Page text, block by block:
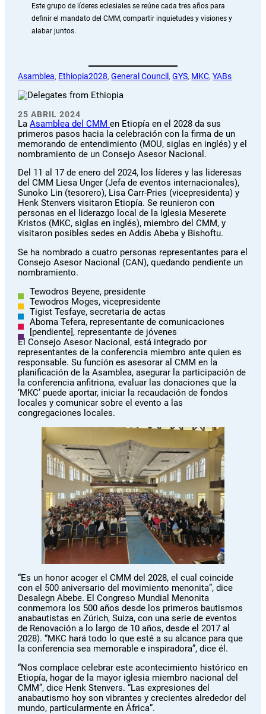
Este grupo de líderes eclesiales se reúne cada tres años para
definir el mandato del CMM, compartir inquietudes y visiones y
alabar juntos.
Asamblea, Ethiopia2028, General Council , GYS, MKC, YABs
25 ABRIL 2024
LaAsamblea del CMMen Etiopía en el 2028 da sus
primeros pasos hacia la celebración con la firma de un
memorando de entendimiento (MOU, siglas en inglés) y el
nombramiento de un Consejo Asesor Nacional.
Del 11 al 17 de enero del 2024, los líderes y las lideresas
del CMM Liesa Unger (Jefa de eventos internacionales),
Sunoko Lin (tesorero), Lisa Carr-Pries (vicepresidenta) y
Henk Stenvers visitaron Etiopía. Se reunieron con
personas en el liderazgo local de la Iglesia Meserete
Kristos (MKC, siglas en inglés), miembro del CMM, y
visitaron posibles sedes en Addis Abeba y Bishoftu.
Se ha nombrado a cuatro personas representantes para el
Consejo Asesor Nacional (CAN), quedando pendiente un
nombramiento.
Tewodros Beyene, presidente
Tewodros Moges, vicepresidente
Tigist Tesfaye, secretaria de actas
Aboma Tefera, representante de comunicaciones
[pendiente], representante de jóvenes
El Consejo Asesor Nacional, está integrado por
representantes de la conferencia miembro ante quien es
responsable. Su función es asesorar al CMM en la
planificación de la Asamblea, asegurar la participación de
la conferencia anfitriona, evaluar las donaciones que la
‘MKC’ puede aportar, iniciar la recaudación de fondos
locales y comunicar sobre el evento a las
congregaciones locales.
“Es un honor acoger el CMM del 2028, el cual coincide
con el 500 aniversario del movimiento menonita”, dice
Desalegn Abebe. El Congreso Mundial Menonita
conmemora los 500 años desde los primeros bautismos
anabautistas en Zúrich, Suiza, con una serie de eventos
de Renovación a lo largo de 10 años, desde el 2017 al
2028). “MKC hará todo lo que esté a su alcance para que
la conferencia sea memorable e inspiradora”, dice él.
“Nos complace celebrar este acontecimiento histórico en
Etiopía, hogar de la mayor iglesia miembro nacional del
CMM”, dice Henk Stenvers. “Las expresiones del
anabautismo hoy son vibrantes y crecientes alrededor del
mundo, particularmente en África”.